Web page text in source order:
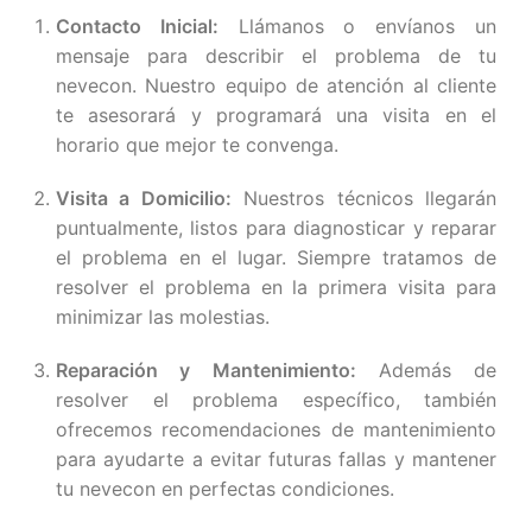
Contacto Inicial: Llámanos o envíanos un
mensaje para describir el problema de tu
nevecon. Nuestro equipo de atención al cliente
te asesorará y programará una visita en el
horario que mejor te convenga.
Visita a Domicilio: Nuestros técnicos llegarán
puntualmente, listos para diagnosticar y reparar
el problema en el lugar. Siempre tratamos de
resolver el problema en la primera visita para
minimizar las molestias.
Reparación y Mantenimiento: Además de
resolver el problema específico, también
ofrecemos recomendaciones de mantenimiento
para ayudarte a evitar futuras fallas y mantener
tu nevecon en perfectas condiciones.